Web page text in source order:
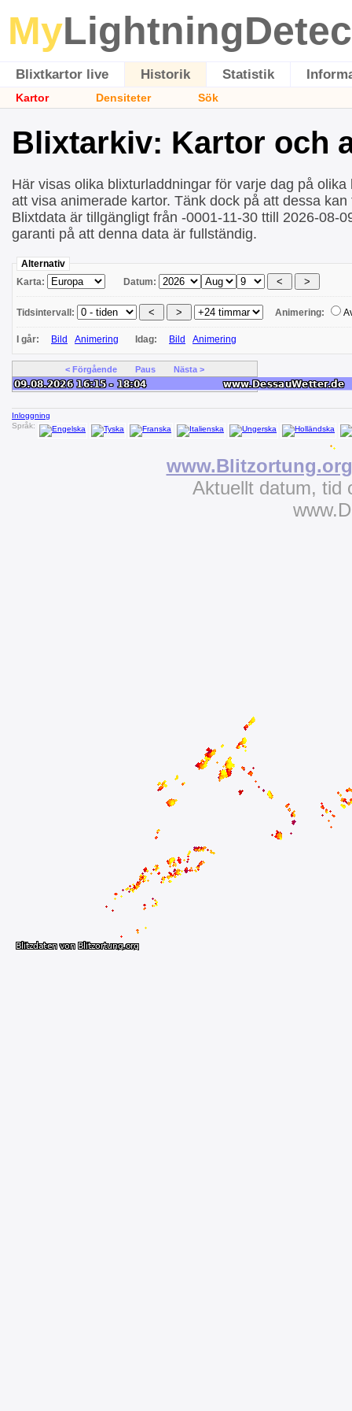
My
Blixtkartor live Historik Statistik
Kartor Densiteter Sök
Blixtarkiv: Kartor och
Här visas olika blixturladdningar för varje dag på
att visa animerade kartor. Tänk dock på att dessa
Blixtdata är tillgängligt från -0001-11-30 ttill 2026-08-
garanti på att denna data är fullständig.
Alternativ
Karta:
Datum:
Tidsintervall: Animering:
I går: Bild Animering Idag: Bild Animering
< Förgående Paus Nästa >
Inloggning
Språk:
www.Blitzortung.org
Aktuellt datum, tid